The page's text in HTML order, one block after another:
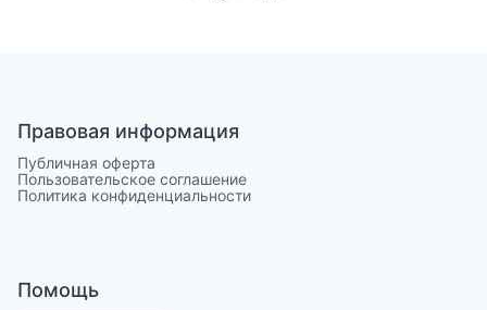
Правовая информация
Публичная оферта
Пользовательское соглашение
Политика конфиденциальности
Помощь